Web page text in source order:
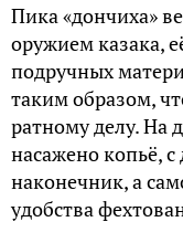
Пика «дoнчиха»
оpyжием казака,
подpyчных
таким обpазом,
pатномy делy. На
насажено копьё,
наконечник, а
yдобства